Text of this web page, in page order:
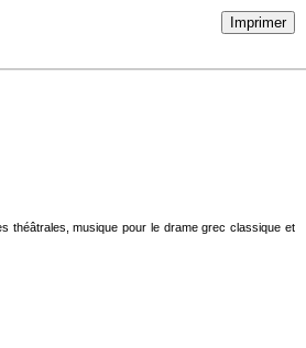
Imprimer
théâtrales, musique pour le drame grec classique et